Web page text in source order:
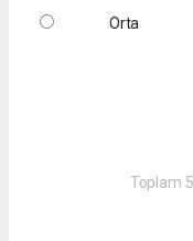
Orta
Toplam